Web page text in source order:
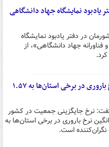
یادبود نمایشگاه جهاد دانشگاهی
در دفتر یادبود نمایشگاه
جهاد دانشگاهی»، از
ظفرقندی: نرخ باروری در برخی استان‌ها به ۱.۵۷
نرخ جایگزینی جمعیت در کشور
نرخ باروری در برخی استان‌ها به